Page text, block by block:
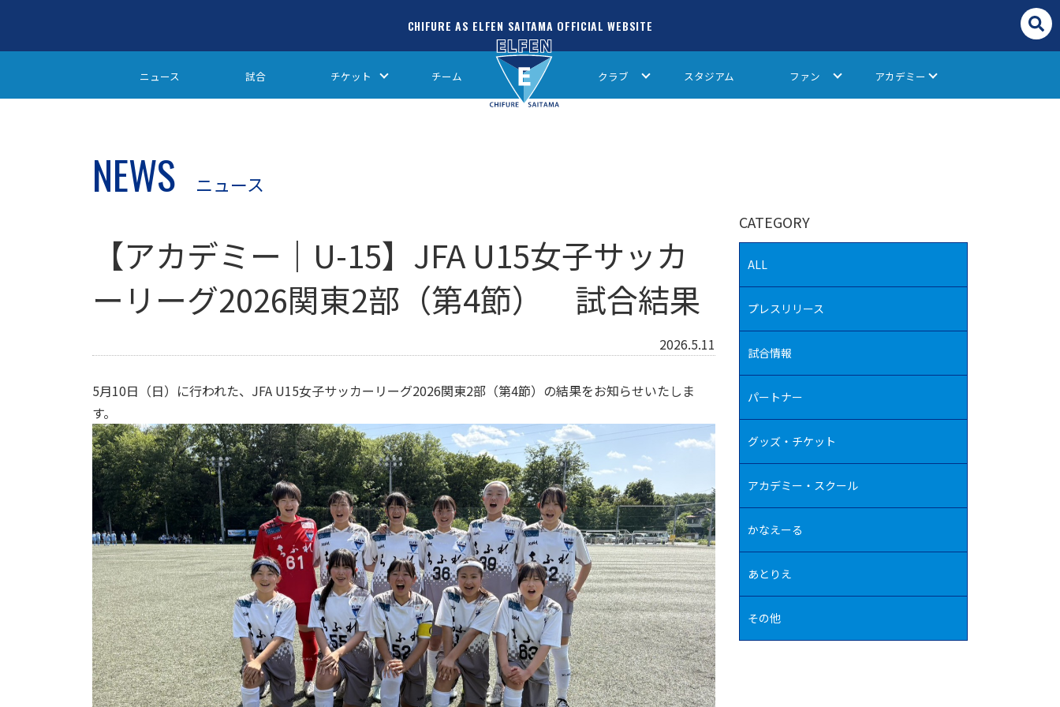
CHIFURE AS ELFEN SAITAMA OFFICIAL WEBSITE
ニュース 試合 チケット チーム クラブ スタジアム ファン アカデミー
NEWS ニュース
【アカデミー｜U-15】JFA U15女子サッカ
ーリーグ2026関東2部（第4節） 試合結果
2026.5.11
5月10日（日）に行われた、JFA U15女子サッカーリーグ2026関東2部（第4節）の結果をお知らせいたしま
す。
CATEGORY
ALL
プレスリリース
試合情報
パートナー
グッズ・チケット
アカデミー・スクール
かなえーる
あとりえ
その他